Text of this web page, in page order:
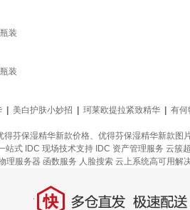
装
装
美白护肤小妙招 珂莱欧提拉紧致精华 有何
芬保湿精华新款价格、优得芬保湿精华新款
站式 IDC 现场技术支持 IDC 资产管理服务 云簇
理服务器 函数服务 人脸搜索 云上系统高可用解
快 多仓直发，极速配送